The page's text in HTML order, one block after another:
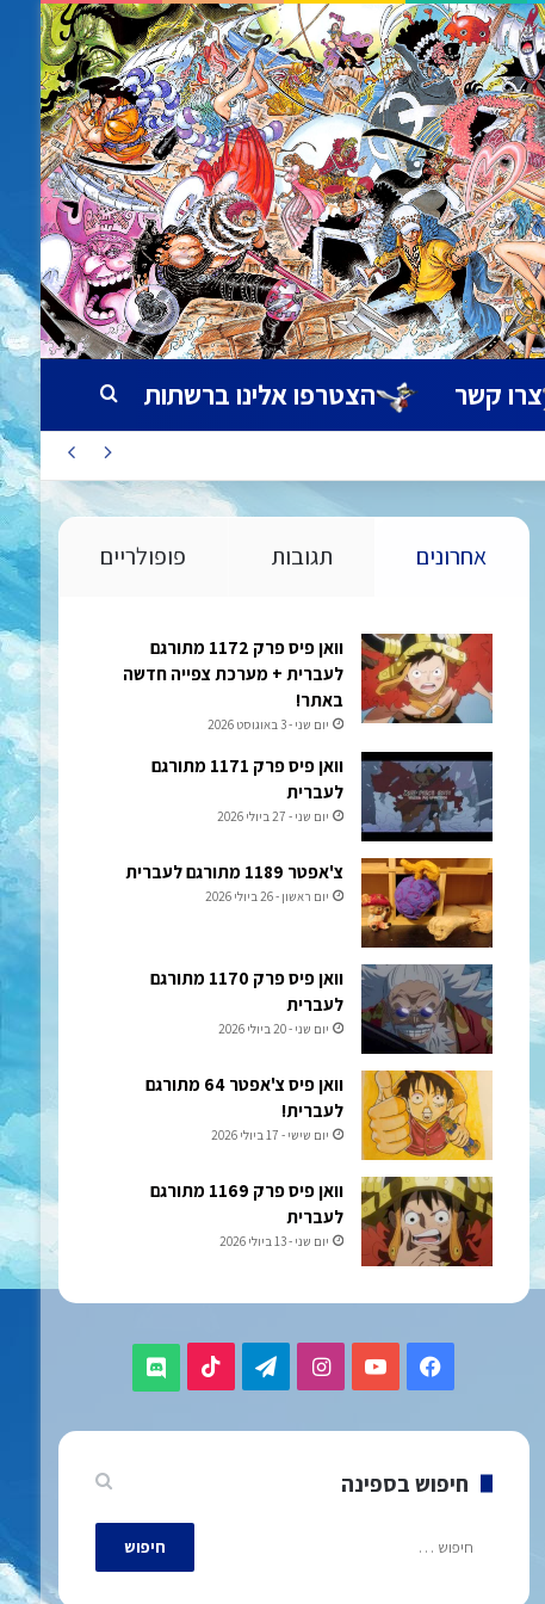
צרו קשר הצטרפו אלינו ברשתות חיפוש עבור
אחרונים תגובות פופולריים
וואן פיס פרק 1172 מתורגם
לעברית + מערכת צפייה חדשה
באתר!
יום שני - 3 באוגוסט 2026
וואן פיס פרק 1171 מתורגם
לעברית
יום שני - 27 ביולי 2026
צ'אפטר 1189 מתורגם לעברית
יום ראשון - 26 ביולי 2026
וואן פיס פרק 1170 מתורגם
לעברית
יום שני - 20 ביולי 2026
וואן פיס צ'אפטר 64 מתורגם
לעברית!
יום שישי - 17 ביולי 2026
וואן פיס פרק 1169 מתורגם
לעברית
יום שני - 13 ביולי 2026
Facebook
YouTube
Instagram
Telegram
TikTok
Discord
חיפוש בספינה
חיפוש: